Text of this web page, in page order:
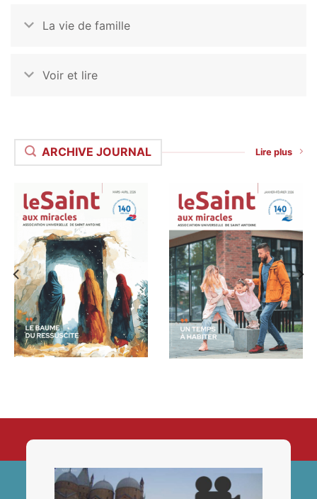
La vie de famille
Voir et lire
ARCHIVE JOURNAL Lire plus